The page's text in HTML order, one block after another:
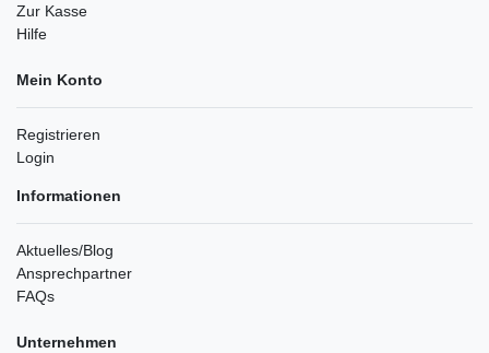
Zur Kasse
Hilfe
Mein Konto
Registrieren
Login
Informationen
Aktuelles/Blog
Ansprechpartner
FAQs
Unternehmen